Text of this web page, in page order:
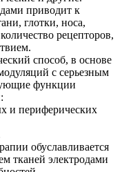
приводит к
глотки, носа,
рецепторов,
способ, в основе
с серьезным
функции
и периферических
обуславливается
тканей электродами